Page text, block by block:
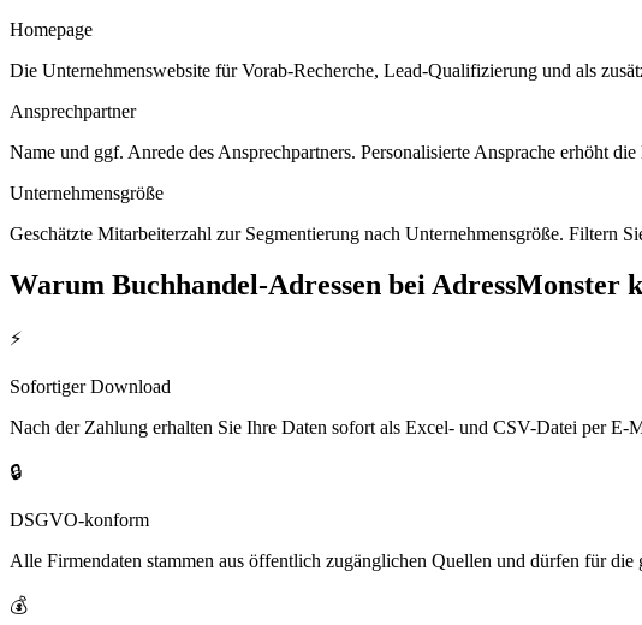
Homepage
Die Unternehmenswebsite für Vorab-Recherche, Lead-Qualifizierung und als
Ansprechpartner
Name und ggf. Anrede des Ansprechpartners. Personalisierte Ansprache erhöht
Unternehmensgröße
Geschätzte Mitarbeiterzahl zur Segmentierung nach Unternehmensgröße. Filtern
Warum Buchhandel-Adressen bei AdressMonster
⚡
Sofortiger Download
Nach der Zahlung erhalten Sie Ihre Daten sofort als Excel- und CSV-Datei per E-
🔒
DSGVO-konform
Alle Firmendaten stammen aus öffentlich zugänglichen Quellen und dürfen für
💰